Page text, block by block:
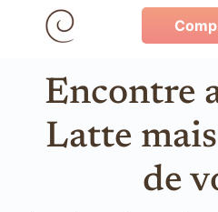
Encontre
Latte
de